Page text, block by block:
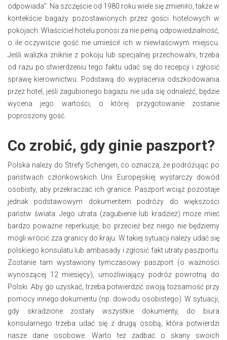
odpowiada”. Na szczęście od 1980 roku wiele się zmieniło, także w
kontekście bagaży pozostawionych przez gości hotelowych w
pokojach. Właściciel hotelu ponosi za nie pełną odpowiedzialność,
o ile oczywiście gość nie umieścił ich w niewłaściwym miejscu.
Jeśli walizka zniknie z pokoju lub specjalnej przechowalni, trzeba
od razu po stwierdzeniu tego faktu udać się do recepcji i zgłosić
sprawę kierownictwu. Podstawą do wypłacenia odszkodowania
przez hotel, jeśli zagubionego bagażu nie uda się odnaleźć, będzie
wycena jego wartości, o której przygotowanie zostanie
poproszony gość.
Co zrobić, gdy ginie paszport?
Polska należy do Strefy Schengen, co oznacza, że podróżując po
państwach członkowskich Unii Europejskiej wystarczy dowód
osobisty, aby przekraczać ich granice. Paszport wciąż pozostaje
jednak podstawowym dokumentem podróży do większości
państw świata. Jego utrata (zagubienie lub kradzież) może mieć
bardzo poważne reperkusje, bo przecież bez niego nie będziemy
mogli wrócić zza granicy do kraju. W takiej sytuacji należy udać się
polskiego konsulatu lub ambasady i zgłosić fakt utraty paszportu.
Zostanie tam wystawiony tymczasowy paszport (o ważności
wynoszącej 12 miesięcy), umożliwiający podróż powrotną do
Polski. Aby go uzyskać, trzeba potwierdzić swoją tożsamość przy
pomocy innego dokumentu (np. dowodu osobistego). W sytuacji,
gdy skradzione zostały wszystkie dokumenty, do biura
konsularnego trzeba udać się z drugą osobą, która potwierdzi
nasze dane osobowe. Warto też zadbać o skany swoich